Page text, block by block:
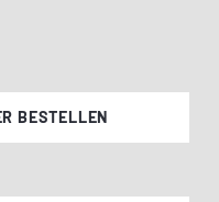
BESTELLEN